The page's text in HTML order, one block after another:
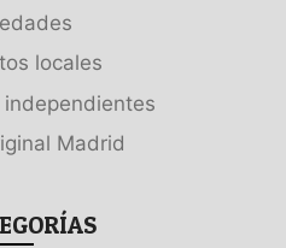
locales
Madrid